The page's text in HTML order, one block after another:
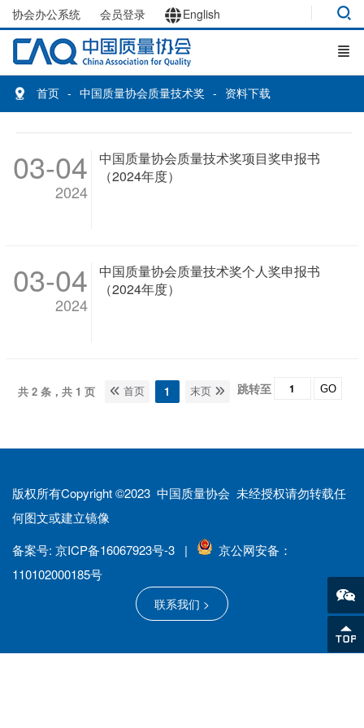
协会办公系统 会员登录 English
首页 中国质量协会质量技术奖 资料下载
中国质量协会质量技术奖项目奖申报书
（2024年度）
03-04
2024
中国质量协会质量技术奖个人奖申报书
（2024年度）
03-04
2024
共 2 条，共 1 页 首页 1 末页 跳转至 GO
版权所有Copyright ©2023 中国质量协会 未经授权请勿转载任
何图文或建立镜像
备案号: 京ICP备16067923号-3 |
京公网安备：
110102000185号
联系我们 >